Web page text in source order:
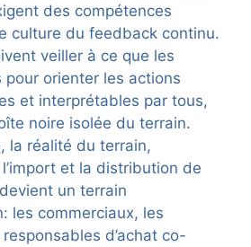
des compétences
culture du feedback continu.
veiller à ce que les
pour orienter les actions
et interprétables par tous,
noire isolée du terrain.
la réalité du terrain,
et la distribution de
un terrain
les commerciaux, les
d’achat co-